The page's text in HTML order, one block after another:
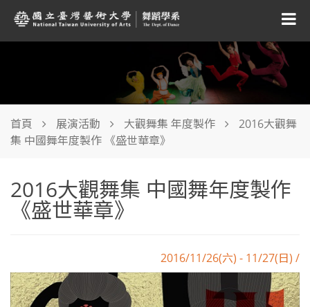
首頁 展演活動 大觀舞集 年度製作
2016大觀舞
集 中國舞年度製作 《盛世華章》
2016大觀舞集 中國舞年度製作
《盛世華章》
2016/11/26(六) - 11/27(日) /